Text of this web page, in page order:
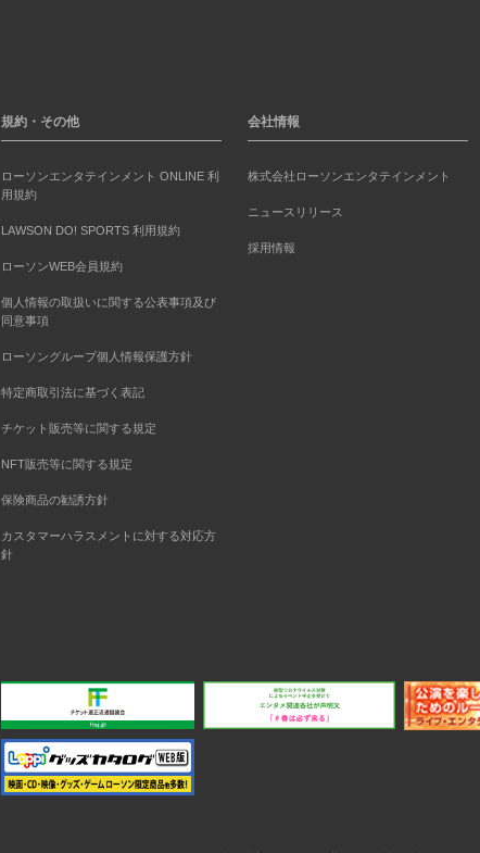
規約・その他
ローソンエンタテインメント ONLINE 利
用規約
LAWSON DO! SPORTS 利用規約
ローソンWEB会員規約
個人情報の取扱いに関する公表事項及び
同意事項
ローソングループ個人情報保護方針
特定商取引法に基づく表記
チケット販売等に関する規定
NFT販売等に関する規定
保険商品の勧誘方針
カスタマーハラスメントに対する対応方
針
会社情報
株式会社ローソンエンタテインメント
ニュースリリース
採用情報